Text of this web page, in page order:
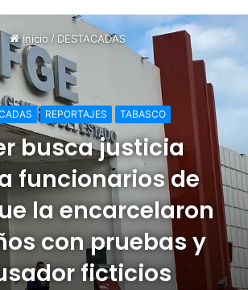
Inicio / DESTACADAS
REPORTAJES TABASCO
busca justicia
funcionarios de
la encarcelaron
con pruebas y
ficticios